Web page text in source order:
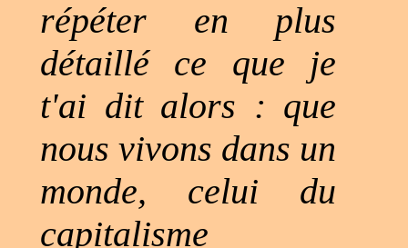
répéter en plus
détaillé ce que je
t'ai dit alors : que
nous vivons dans un
monde, celui du
capitalisme